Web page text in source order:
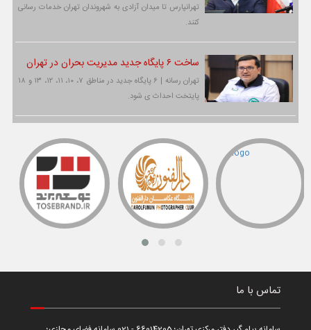
تهرانپارس تا میدان آزادی به شهروندان تهران خدمات رسانی
کنند.
ساخت ۶ پایگاه جدید مدیریت بحران در تهران
تهران رسانه | ۶ پایگاه جدید در مناطق ۷، ۱۰، ۱۱، ۱۲، ۱۳ و ۱۸
پایتخت احداث ی شود.
تماس با ما